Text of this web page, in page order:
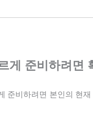
게 준비하려면
준비하려면 본인의 현